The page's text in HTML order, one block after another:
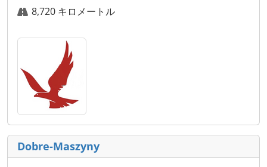
8,720 キロメートル
Dobre-Maszyny